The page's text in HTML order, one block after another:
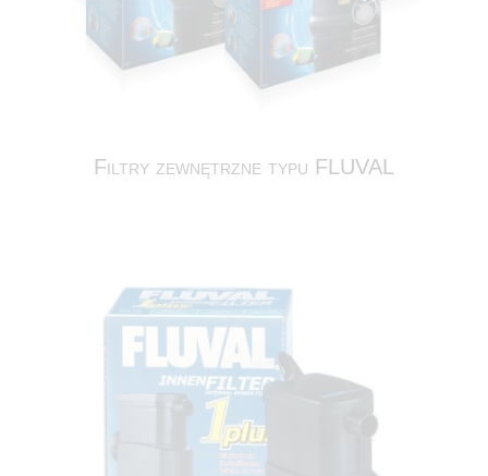
Filtry zewnętrzne typu FLUVAL